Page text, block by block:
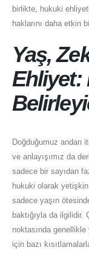
birlikte, hukuki
haklarını daha etkin
Yaş,
Ehliyet:
Doğduğumuz andan
ve anlayışımız da
sadece bir sayıdan
hukuki olarak yetişkin
sadece yaşın
baktığıyla da ilgilidir.
noktasında
için bazı